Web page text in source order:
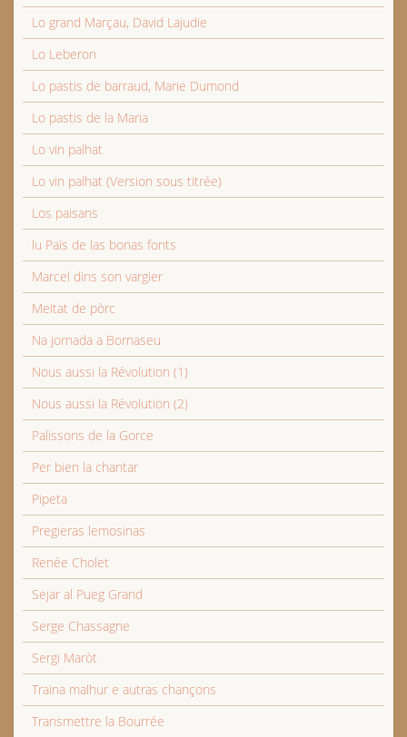
Lo grand Marçau, David Lajudie
Lo Leberon
Lo pastis de barraud, Marie Dumond
Lo pastis de la Maria
Lo vin palhat
Lo vin palhat (Version sous titrée)
Los paisans
lu Païs de las bonas fonts
Marcel dins son vargier
Meitat de pòrc
Na jornada a Bornaseu
Nous aussi la Révolution (1)
Nous aussi la Révolution (2)
Palissons de la Gorce
Per bien la chantar
Pipeta
Pregieras lemosinas
Renée Cholet
Sejar al Pueg Grand
Serge Chassagne
Sergi Maròt
Traina malhur e autras chançons
Transmettre la Bourrée